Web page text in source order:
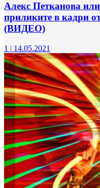
Алекс Петканова
приликите в кадри
(ВИДЕО)
1 | 14.05.2021